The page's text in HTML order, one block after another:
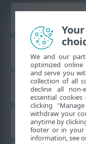
Base
We and our
optimized online
and serve you
collection of all
decline all non-
essential
clicking
withdraw your
anytime by
footer or in your
information, see